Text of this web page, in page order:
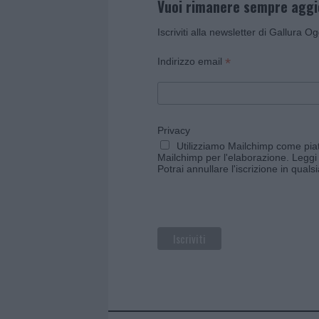
Vuoi rimanere sempre
Iscriviti alla newsletter di Gallura
Indirizzo email *
Privacy
Utilizziamo Mailchimp come
Mailchimp per l'elaborazione.
Potrai annullare l'iscrizione in